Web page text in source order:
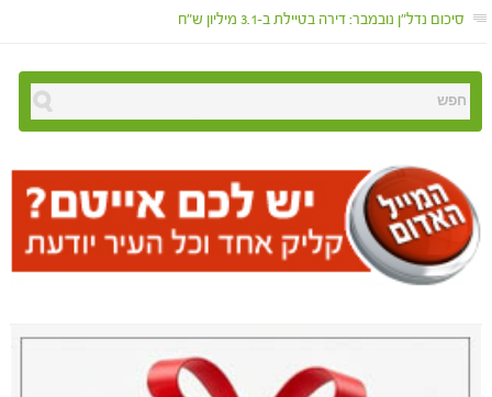
סיכום נדל"ן נובמבר: דירה בטיילת ב-3.1 מיליון ש"ח